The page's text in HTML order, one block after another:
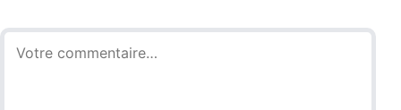
Commentaire